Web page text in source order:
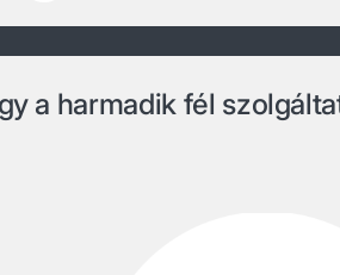
a harmadik fél